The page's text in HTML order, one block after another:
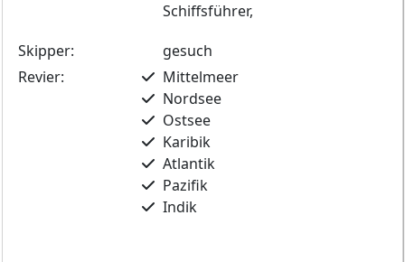
Schiffsführer,
Skipper:
gesuch
Revier:
Mittelmeer
Nordsee
Ostsee
Karibik
Atlantik
Pazifik
Indik